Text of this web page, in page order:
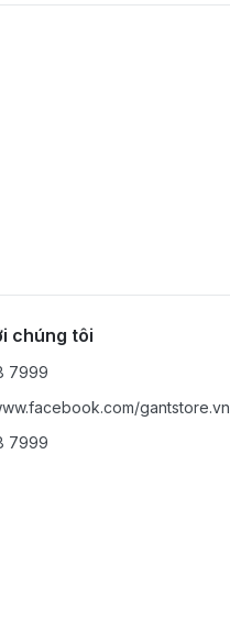
chúng tôi
7999
gantstore.vn
7999